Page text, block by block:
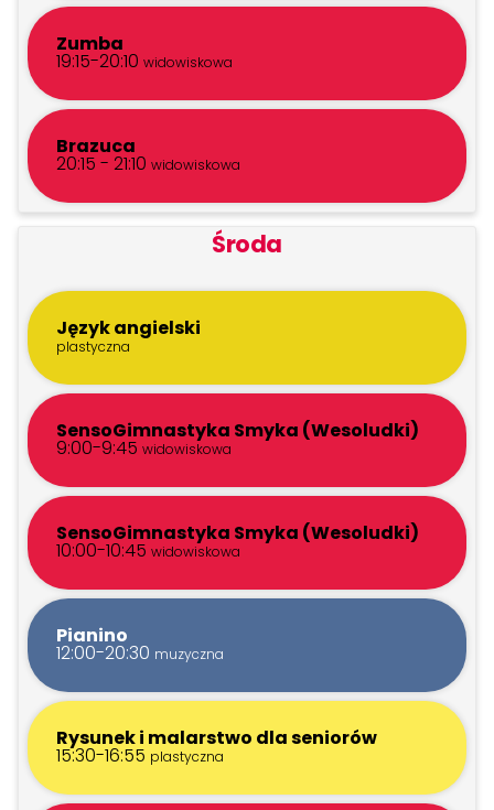
Zumba
19:15-20:10 widowiskowa
Brazuca
20:15 - 21:10 widowiskowa
Środa
Język angielski
plastyczna
SensoGimnastyka Smyka (Wesoludki)
9:00-9:45 widowiskowa
SensoGimnastyka Smyka (Wesoludki)
10:00-10:45 widowiskowa
Pianino
12:00-20:30 muzyczna
Rysunek i malarstwo dla seniorów
15:30-16:55 plastyczna